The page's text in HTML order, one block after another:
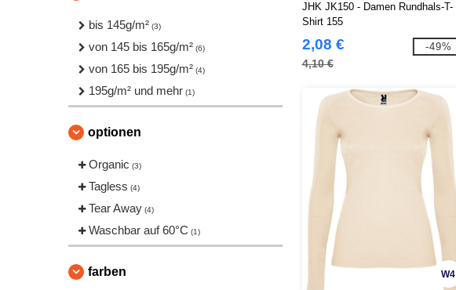
bis 145g/m² (3)
von 145 bis 165g/m² (6)
von 165 bis 195g/m² (4)
195g/m² und mehr (1)
optionen
Organic (3)
Tagless (4)
Tear Away (4)
Waschbar auf 60°C (1)
farben
JHK JK150 - Damen Rundhals-T-
Shirt 155
2,08 €
4,10 €
-49%
W4